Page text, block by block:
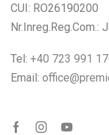
CUI: RO26190200
Tel: +40 723 991
Email: